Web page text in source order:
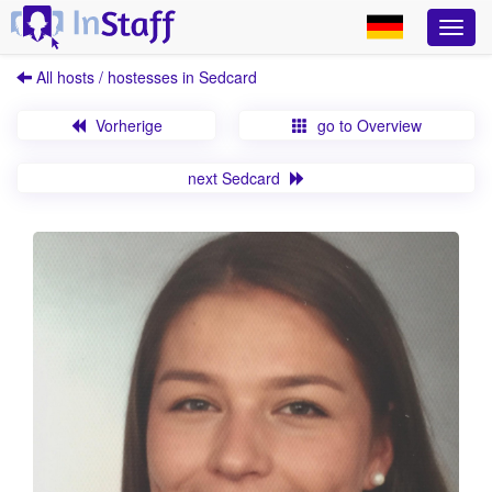
All hosts / hostesses in Sedcard
Vorherige go to Overview
next Sedcard